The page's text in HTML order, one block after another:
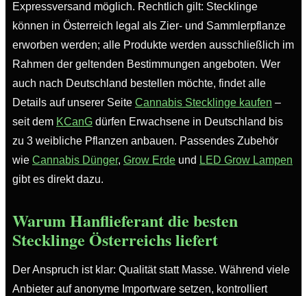
Expressversand möglich. Rechtlich gilt: Stecklinge
können in Österreich legal als Zier- und Sammlerpflanze
erworben werden; alle Produkte werden ausschließlich im
Rahmen der geltenden Bestimmungen angeboten. Wer
auch nach Deutschland bestellen möchte, findet alle
Details auf unserer Seite Cannabis Stecklinge kaufen –
seit dem KCanG dürfen Erwachsene in Deutschland bis
zu 3 weibliche Pflanzen anbauen. Passendes Zubehör
wie Cannabis Dünger, Grow Erde und LED Grow Lampen
gibt es direkt dazu.
Warum Hanflieferant die besten
Stecklinge Österreichs liefert
Der Anspruch ist klar: Qualität statt Masse. Während viele
Anbieter auf anonyme Importware setzen, kontrolliert